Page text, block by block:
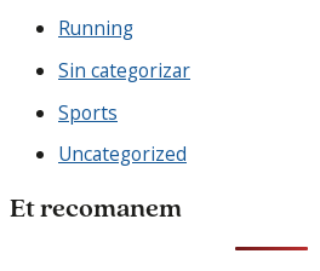
Running
Sin categorizar
Sports
Uncategorized
Et recomanem